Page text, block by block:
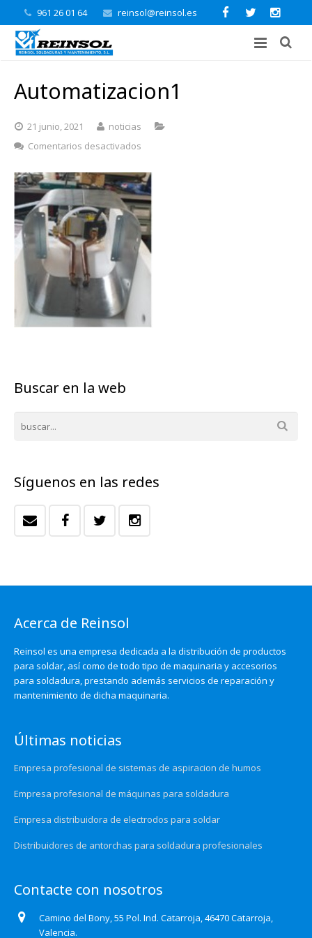
961 26 01 64 reinsol@reinsol.es
Automatizacion1
21 junio, 2021
noticias
Comentarios desactivados
Buscar en la web
Síguenos en las redes
Acerca de Reinsol
Reinsol es una empresa dedicada a la distribución de productos
para soldar, así como de todo tipo de maquinaria y accesorios
para soldadura, prestando además servicios de reparación y
mantenimiento de dicha maquinaria.
Últimas noticias
Empresa profesional de sistemas de aspiracion de humos
Empresa profesional de máquinas para soldadura
Empresa distribuidora de electrodos para soldar
Distribuidores de antorchas para soldadura profesionales
Contacte con nosotros
Camino del Bony, 55 Pol. Ind. Catarroja, 46470 Catarroja,
Valencia.